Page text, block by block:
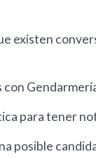
existen
con
para tener
posible